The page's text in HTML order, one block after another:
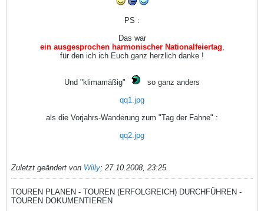
PS :
Das war
ein ausgesprochen harmonischer Nationalfeiertag,
für den ich ich Euch ganz herzlich danke !
Und "klimamäßig"
so ganz anders
qq1.jpg
als die Vorjahrs-Wanderung zum "Tag der Fahne" :
qq2.jpg
Zuletzt geändert von Willy; 27.10.2008, 23:25.
TOUREN PLANEN - TOUREN (ERFOLGREICH) DURCHFÜHREN -
TOUREN DOKUMENTIEREN